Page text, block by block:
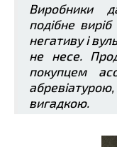
Виробники
подібне
негативу і
не несе.
покупцем
вигадкою.